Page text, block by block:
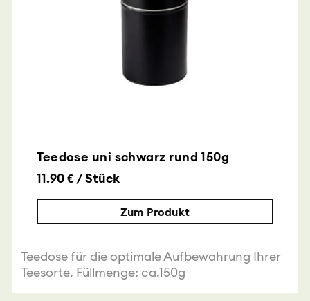
Teedose uni schwarz rund 150g
11.90 € / Stück
Zum Produkt
Teedose für die optimale Aufbewahrung Ihrer
Teesorte. Füllmenge: ca.150g